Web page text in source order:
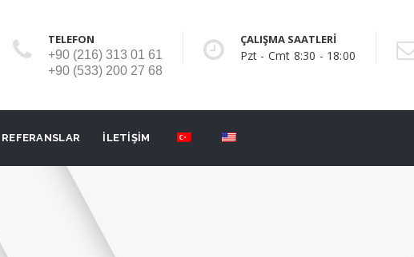
TELEFON
+90 (216) 313 01 61
+90 (533) 200 27 68
ÇALIŞMA SAATLERİ
Pzt - Cmt 8:30 - 18:00
REFERANSLAR İLETİŞİM